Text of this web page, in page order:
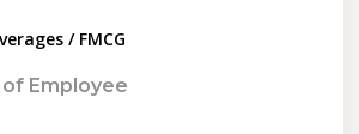
/ FMCG
Employee